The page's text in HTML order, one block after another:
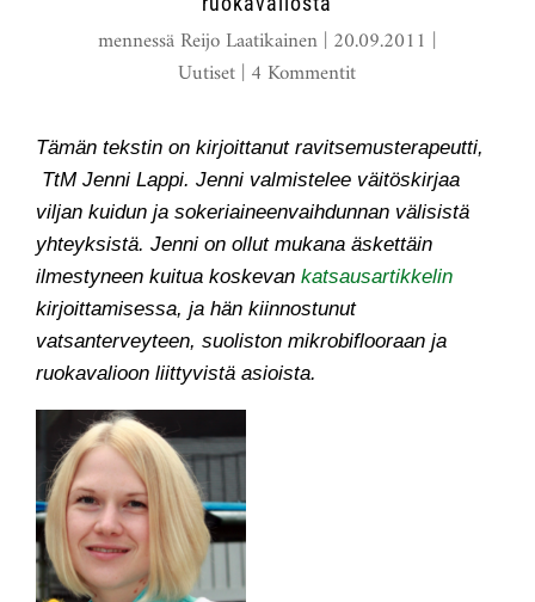
mennessä Reijo Laatikainen | 20.09.2011 |
Uutiset | 4 Kommentit
Tämän tekstin on kirjoittanut ravitsemusterapeutti,
TtM Jenni Lappi. Jenni valmistelee väitöskirjaa
viljan kuidun ja sokeriaineenvaihdunnan välisistä
yhteyksistä. Jenni on ollut mukana äskettäin
ilmestyneen kuitua koskevan katsausartikkelin
kirjoittamisessa, ja hän kiinnostunut
vatsanterveyteen, suoliston mikrobiflooraan ja
ruokavalioon liittyvistä asioista.